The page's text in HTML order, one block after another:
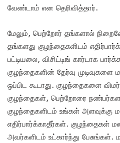
வேண்டாம் என தெரிவித்தார்.
மேலும், பெற்றோர் தங்களால்
தங்களது குழந்தைகளிடம்
பட்டியலை, விசிட்டிங் கார்டாக
குழந்தைகளின் தேர்வு
ஒப்பிட கூடாது. குழந்தைகளை
குழந்தைகள், பெற்றோரை
குழந்தைகளிடம் உங்கள் அளவுக்கு
எதிர்பார்க்காதீர்கள். குழந்தைகள்
அவர்களிடம் உட்கார்ந்து